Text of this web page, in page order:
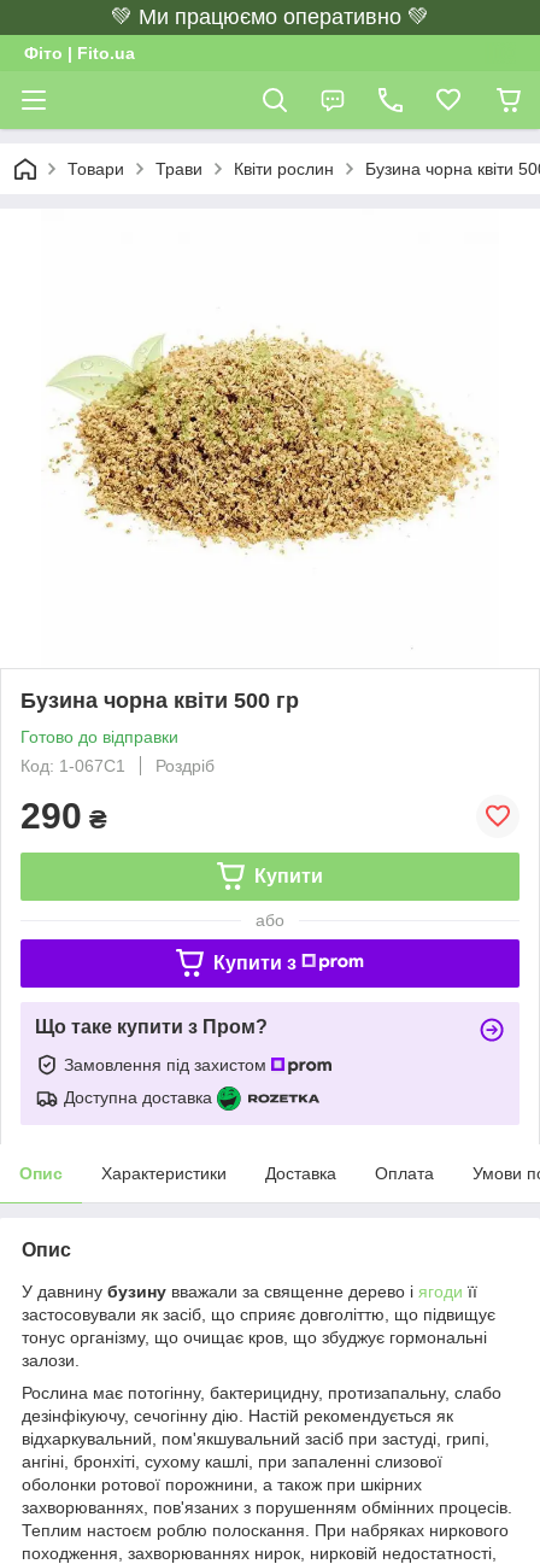
💚 Ми працюємо оперативно 💚
Фіто | Fito.ua
Товари Трави Квіти рослин Бузина чорна квіти
Бузина чорна квіти 500 гр
Готово до відправки
Код: 1-067С1
Роздріб
290 ₴
Купити
або
Купити з
Що таке купити з Пром?
Замовлення під захистом
Доступна доставка
Опис Характеристики Доставка Оплата Умови
Опис
У давнину бузину вважали за священне дерево і ягоди її
застосовували як засіб, що сприяє довголіттю, що підвищує
тонус організму, що очищає кров, що збуджує гормональні
залози.
Рослина має потогінну, бактерицидну, протизапальну, слабо
дезінфікуючу, сечогінну дію. Настій рекомендується як
відхаркувальний, пом'якшувальний засіб при застуді, грипі,
ангіні, бронхіті, сухому кашлі, при запаленні слизової
оболонки ротової порожнини, а також при шкірних
захворюваннях, пов'язаних з порушенням обмінних процесів.
Теплим настоєм роблю полоскання. При набряках ниркового
походження, захворюваннях нирок, нирковій недостатності,